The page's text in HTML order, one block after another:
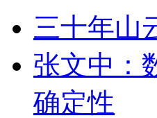
三十年山
张文中：
确定性